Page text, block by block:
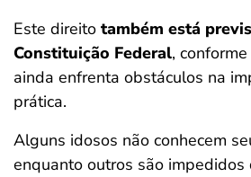
Este direito também está
Constituição Federal,
ainda enfrenta obstáculos na
prática.
Alguns idosos não conhecem
enquanto outros são impedidos